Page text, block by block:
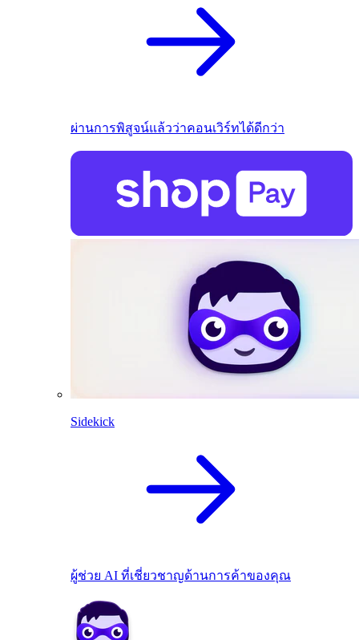
ผ่านการพิสูจน์แล้วว่าคอนเวิร์ทได้ดีกว่า
Sidekick
ผู้ช่วย AI ที่เชี่ยวชาญด้านการค้าของคุณ